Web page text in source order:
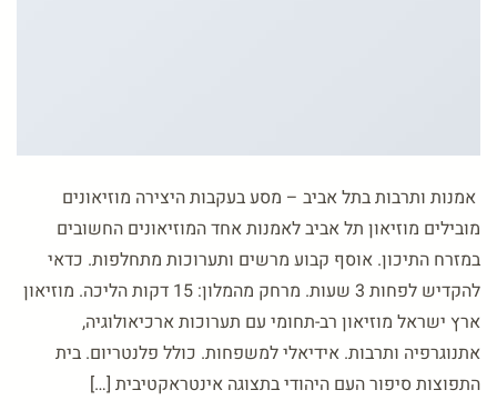
אמנות ותרבות בתל אביב – מסע בעקבות היצירה מוזיאונים
מובילים מוזיאון תל אביב לאמנות אחד המוזיאונים החשובים
במזרח התיכון. אוסף קבוע מרשים ותערוכות מתחלפות. כדאי
להקדיש לפחות 3 שעות. מרחק מהמלון: 15 דקות הליכה. מוזיאון
ארץ ישראל מוזיאון רב-תחומי עם תערוכות ארכיאולוגיה,
אתנוגרפיה ותרבות. אידיאלי למשפחות. כולל פלנטריום. בית
התפוצות סיפור העם היהודי בתצוגה אינטראקטיבית […]